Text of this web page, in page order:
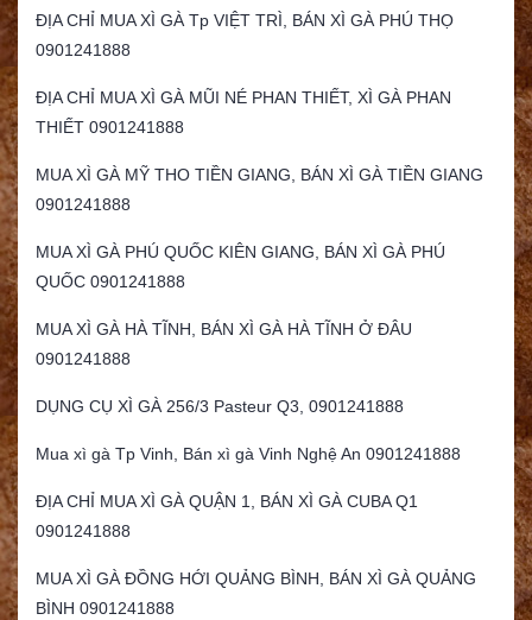
ĐỊA CHỈ MUA XÌ GÀ Tp VIỆT TRÌ, BÁN XÌ GÀ PHÚ THỌ
0901241888
ĐỊA CHỈ MUA XÌ GÀ MŨI NÉ PHAN THIẾT, XÌ GÀ PHAN
THIẾT 0901241888
MUA XÌ GÀ MỸ THO TIỀN GIANG, BÁN XÌ GÀ TIỀN GIANG
0901241888
MUA XÌ GÀ PHÚ QUỐC KIÊN GIANG, BÁN XÌ GÀ PHÚ
QUỐC 0901241888
MUA XÌ GÀ HÀ TĨNH, BÁN XÌ GÀ HÀ TĨNH Ở ĐÂU
0901241888
DỤNG CỤ XÌ GÀ 256/3 Pasteur Q3, 0901241888
Mua xì gà Tp Vinh, Bán xì gà Vinh Nghệ An 0901241888
ĐỊA CHỈ MUA XÌ GÀ QUẬN 1, BÁN XÌ GÀ CUBA Q1
0901241888
MUA XÌ GÀ ĐỒNG HỚI QUẢNG BÌNH, BÁN XÌ GÀ QUẢNG
BÌNH 0901241888